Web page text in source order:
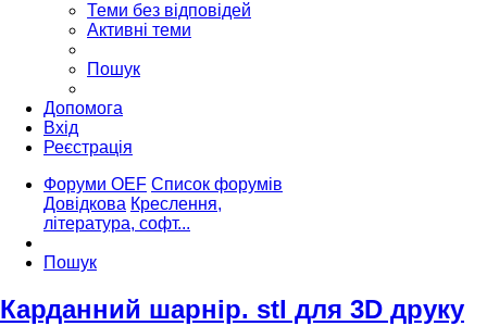
Теми без відповідей
Активні теми
Пошук
Допомога
Вхід
Реєстрація
Форуми OEF Список форумів
Довідкова Креслення,
література, софт...
Пошук
Карданний шарнір. stl для 3D друку